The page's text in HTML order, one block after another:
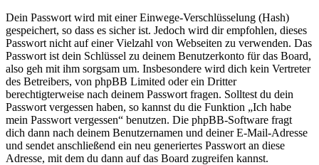
Dein Passwort wird mit einer Einwege-Verschlüsselung (Hash)
gespeichert, so dass es sicher ist. Jedoch wird dir empfohlen, dieses
Passwort nicht auf einer Vielzahl von Webseiten zu verwenden. Das
Passwort ist dein Schlüssel zu deinem Benutzerkonto für das Board,
also geh mit ihm sorgsam um. Insbesondere wird dich kein Vertreter
des Betreibers, von phpBB Limited oder ein Dritter
berechtigterweise nach deinem Passwort fragen. Solltest du dein
Passwort vergessen haben, so kannst du die Funktion „Ich habe
mein Passwort vergessen“ benutzen. Die phpBB-Software fragt
dich dann nach deinem Benutzernamen und deiner E-Mail-Adresse
und sendet anschließend ein neu generiertes Passwort an diese
Adresse, mit dem du dann auf das Board zugreifen kannst.